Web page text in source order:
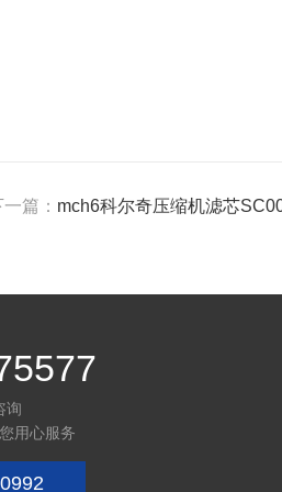
篇： mch6科尔奇压缩机滤芯
询
用心服务